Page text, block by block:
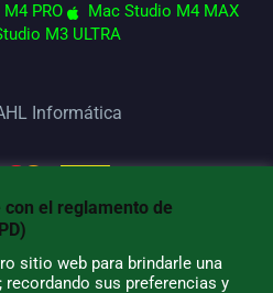
PRO
Mac Studio M4 MAX
M3 ULTRA
Informática
el reglamento de
sitio web para brindarle una
recordando sus preferencias y